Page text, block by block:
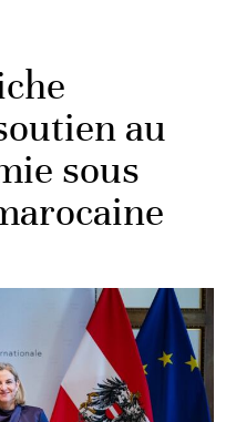
au
sous